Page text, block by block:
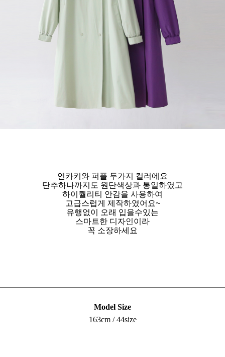
연카키와 퍼플 두가지 컬러에요
단추하나까지도 원단색상과 통일하였고
하이퀄리티 안감을 사용하여
고급스럽게 제작하였어요~
유행없이 오래 입을수있는
스마트한 디자인이라
꼭 소장하세요
Model Size
163cm / 44size